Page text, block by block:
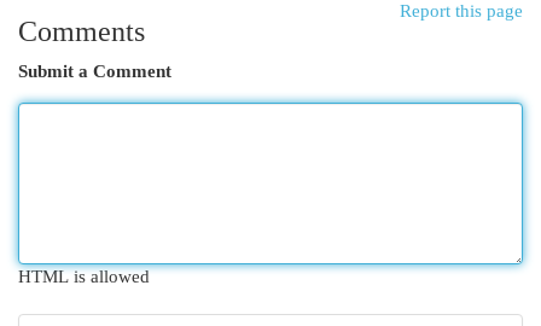
Report this page
Comments
Submit a Comment
HTML is allowed